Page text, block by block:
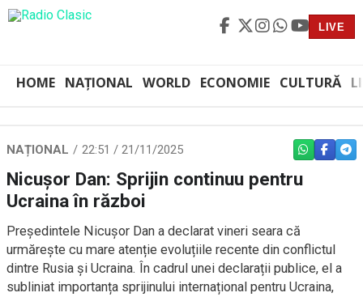
LIVE
HOME NAȚIONAL WORLD ECONOMIE CULTURĂ
NAȚIONAL 22:51 / 21/11/2025 WHATSAPP
Nicușor Dan: Sprijin continuu pentru
Ucraina în război
Președintele Nicușor Dan a declarat vineri seara că
urmărește cu mare atenție evoluțiile recente din conflictul
dintre Rusia și Ucraina. În cadrul unei declarații publice, el a
subliniat importanța sprijinului internațional pentru Ucraina,